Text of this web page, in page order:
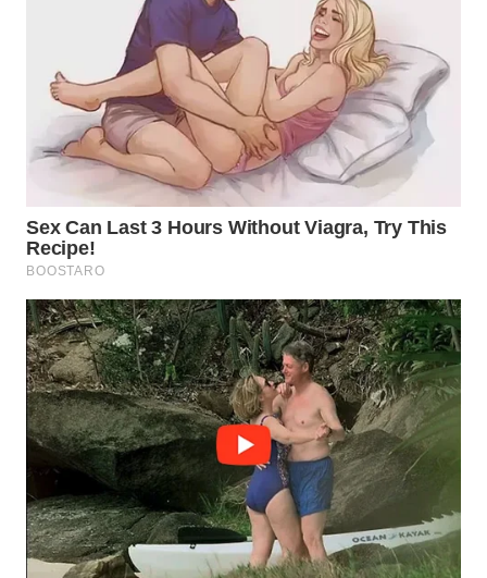
WN
INDRAMAYU
KUNINGAN
WN
WN
SUBANG
WN
SUKABUMI
WN
PURWAKARTA